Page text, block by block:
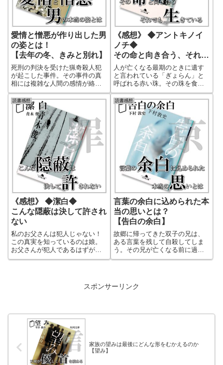
愛情と憎悪が作り出した男
の姿とは！
【去年の冬、きみと別れ】
死刑の判決を受けた猟奇殺人犯
が起こした事件。その事件の真
相には複雑な人間の感情が絡み
合っていまいした。一見猟奇的
な殺人事件を犯した犯人の異常
な人間性により起こされた事件
だと考えそうですが、実はその
事件の裏にある真実の背景に
は、驚くべき理由が隠されてい
ました。普通の殺人事件を解決
する小説とは一味違います。
《感想》 ◆アントキノイ
ノチ◆
その命と向き合う、それで
も生きている
人が亡くなる最期のときに遺す
と言われている「ぎょらん」と
呼ばれる赤い珠。その珠を食べ
た者は亡くなる人の思いを知る
ことができる。その珠に込めら
れた思いをしった時、その後の
人生をどう生きるのか。珠に込
められた思いは本当になくなっ
ていく者の最期の言葉、思いな
読書感想
《感想》 ◆潔白◆
こんな隠蔽は決して許され
ない
私のお父さんは犯人じゃない！
この真実を知っているのは娘。
お父さんが犯人であるはずがな
いのだ。しかし、この真実を証
とになる。保身のために情報を
るミステリー小説！
読書感想
言葉の余白に込められた本
当の思いとは？
【告白の余白】
故郷に帰ってきた双子の兄は、
ある言葉を残して自殺してしま
う。その兄が亡くなる前に過ご
した「京都」。そこには歴史を
葉に含まれていた「余白」の本
ことが出来る作品。
スポンサーリンク
家族の望みは最後にどんな形をむかえるのか
【望み】